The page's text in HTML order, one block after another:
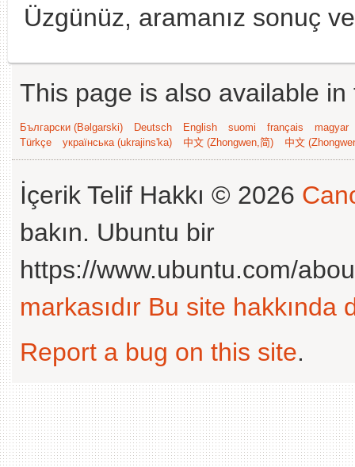
Üzgünüz, aramanız sonuç
This page is also available
Български (Bəlgarski) Deutsch English suomi français
magyar
Türkçe
українська (ukrajins'ka) 中文 (Zhongwen,简) 中文
İçerik Telif Hakkı © 2026
bakın. Ubuntu bir
https://www.ubuntu.com/
markasıdır Bu site hakkında
Report a bug on this site.